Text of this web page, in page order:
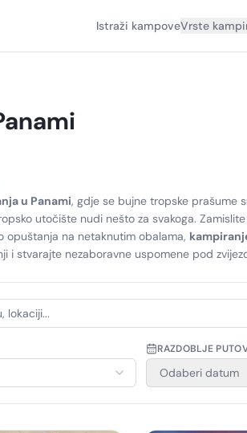
Istraži kampoveVrste
u Panami, gdje se bujne tropske prašume
utočište nudi nešto za svakoga.
opuštanja na netaknutim obalama,
i stvarajte nezaboravne uspomene pod
RAZDOBLJE
Odaberi datum